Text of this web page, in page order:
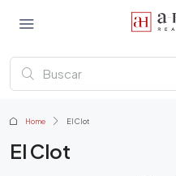
Home El Clot
El Clot